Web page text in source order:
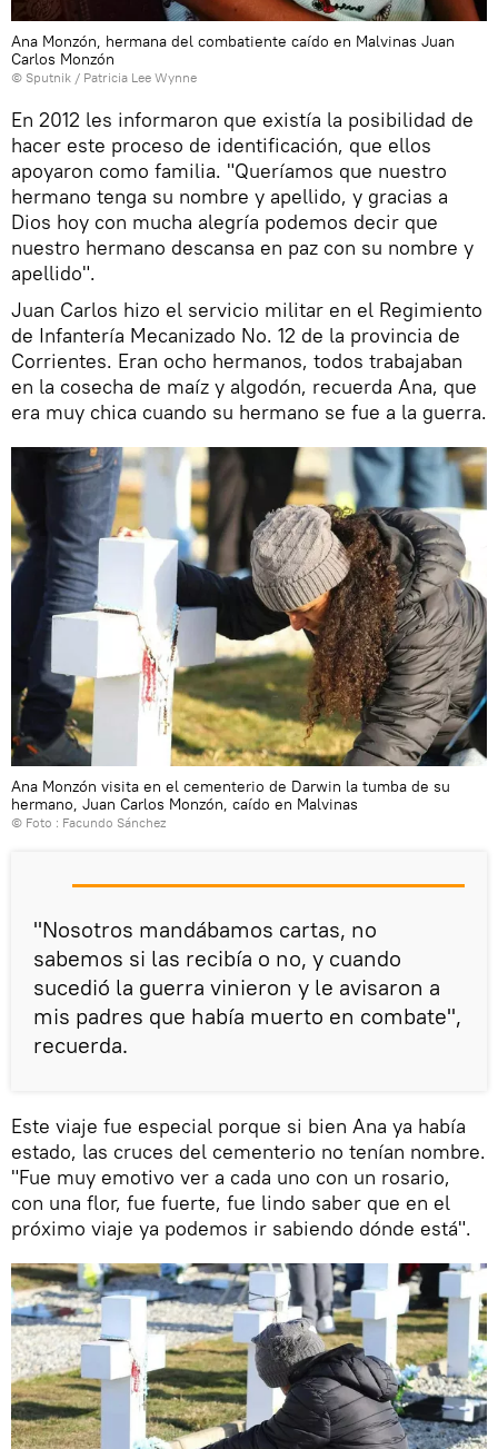
Ana Monzón, hermana del combatiente caído en Malvinas Juan
Carlos Monzón
© Sputnik / Patricia Lee Wynne
En 2012 les informaron que existía la posibilidad de
hacer este proceso de identificación, que ellos
apoyaron como familia. "Queríamos que nuestro
hermano tenga su nombre y apellido, y gracias a
Dios hoy con mucha alegría podemos decir que
nuestro hermano descansa en paz con su nombre y
apellido".
Juan Carlos hizo el servicio militar en el Regimiento
de Infantería Mecanizado No. 12 de la provincia de
Corrientes. Eran ocho hermanos, todos trabajaban
en la cosecha de maíz y algodón, recuerda Ana, que
era muy chica cuando su hermano se fue a la guerra.
Ana Monzón visita en el cementerio de Darwin la tumba de su
hermano, Juan Carlos Monzón, caído en Malvinas
© Foto : Facundo Sánchez
"Nosotros mandábamos cartas, no
sabemos si las recibía o no, y cuando
sucedió la guerra vinieron y le avisaron a
mis padres que había muerto en combate",
recuerda.
Este viaje fue especial porque si bien Ana ya había
estado, las cruces del cementerio no tenían nombre.
"Fue muy emotivo ver a cada uno con un rosario,
con una flor, fue fuerte, fue lindo saber que en el
próximo viaje ya podemos ir sabiendo dónde está".